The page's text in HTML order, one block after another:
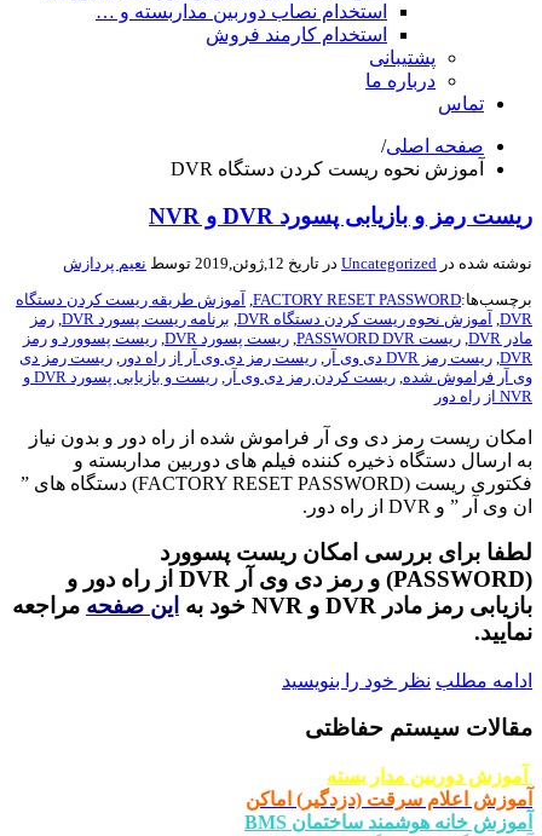
استخدام نصاب دوربین مداربسته و …
استخدام کارمند فروش
پشتیبانی
درباره ما
تماس
صفحه اصلی/
آموزش نحوه ریست کردن دستگاه DVR
ریست رمز و بازیابی پسورد DVR و NVR
نوشته شده در Uncategorized در تاریخ 12,ژوئن,2019 توسط
نعیم پردازش
برچسب‌ها:FACTORY RESET PASSWORD آموزش طریقه ریست کردن دستگاه
DVR آموزش نحوه ریست کردن دستگاه DVR برنامه ریست پسورد DVR
رمز
مادر DVR
ریست PASSWORD DVR ریست پسورد DVR
ریست پسوورد و رمز
DVR ریست رمز DVR دی وی آر ریست رمز دی وی آر از راه دور
ریست رمز دی
وی آر فراموش شده ریست کردن رمز دی وی آر
ریست و بازیابی پسورد DVR و
NVR از راه دور
امکان ریست رمز دی وی آر فراموش شده از راه دور و بدون نیاز
به ارسال دستگاه ذخیره کننده فیلم های دوربین مداربسته و
فکتوری ریست (FACTORY RESET PASSWORD) دستگاه های ”
ان وی آر ” و DVR از راه دور.
لطفا برای بررسی امکان ریست پسوورد
(PASSWORD) و رمز دی وی آر DVR از راه دور و
بازیابی رمز مادر DVR و NVR خود به
این صفحه مراجعه
نمایید.
ادامه مطلب نظر خود را بنویسید
مقالات سیستم حفاظتی
آموزش دوربین مدار بسته
آموزش اعلام سرقت (دزدگیر) اماکن
آموزش خانه هوشمند ساختمان BMS